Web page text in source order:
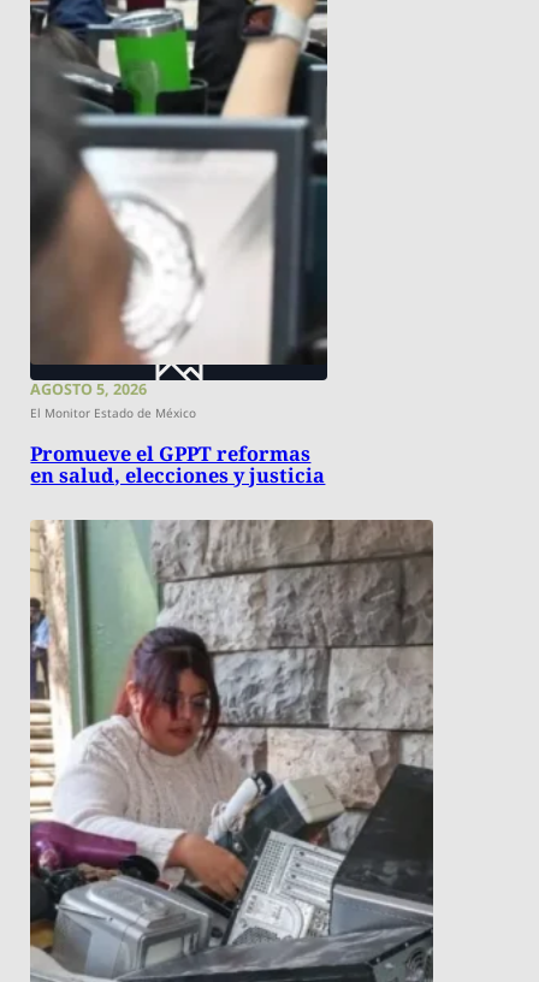
AGOSTO 5, 2026
El Monitor Estado de México
Promueve el GPPT reformas
en salud, elecciones y justicia